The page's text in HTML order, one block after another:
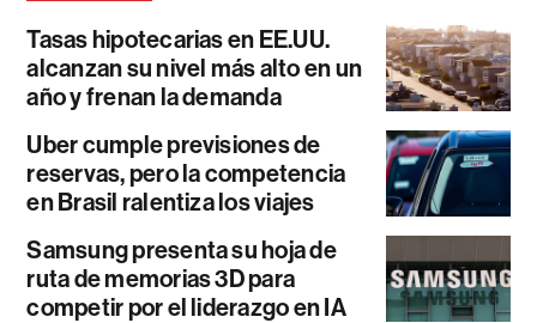
Tasas hipotecarias en EE.UU.
alcanzan su nivel más alto en un
año y frenan la demanda
Uber cumple previsiones de
reservas, pero la competencia
en Brasil ralentiza los viajes
Samsung presenta su hoja de
ruta de memorias 3D para
competir por el liderazgo en IA